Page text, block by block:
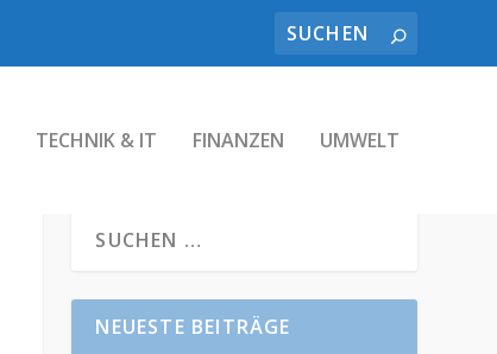
TECHNIK & IT FINANZEN UMWELT
NEUESTE BEITRÄGE